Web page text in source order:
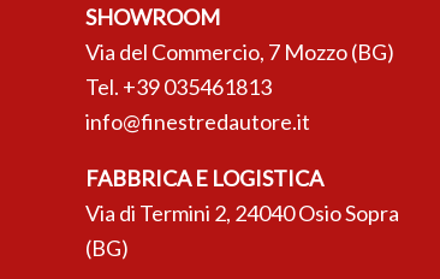
SHOWROOM
Via del Commercio, 7 Mozzo (BG)
Tel. +39 035461813
info@finestredautore.it
FABBRICA E LOGISTICA
Via di Termini 2, 24040 Osio Sopra
(BG)